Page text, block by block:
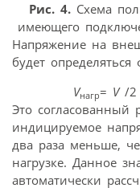
Рис. 4. Схема
имеющего
Напряжение на
будет
Vнагр= V/2
Это
индицируемое
два раза меньше,
нагрузке. Данное
автоматически